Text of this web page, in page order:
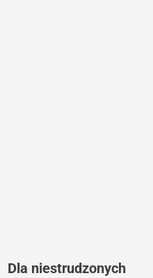
Dla niestrudzonych